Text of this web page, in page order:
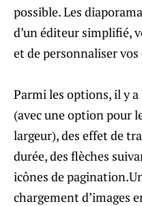
possible. Les
d’un éditeur simplifié,
et de personnaliser
Parmi les options, il y
(avec une option pour
largeur), des effet de
durée, des flèches
icônes de
chargement d’images